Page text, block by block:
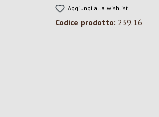
Aggiungi alla wishlist
Codice prodotto: 239.16